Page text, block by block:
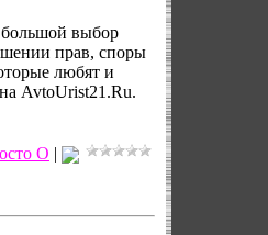
выбор
прав, споры
любят и
AvtoUrist21.Ru.
О |